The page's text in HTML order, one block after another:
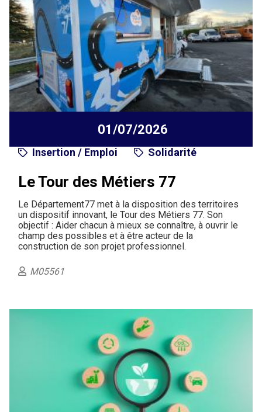
01/07/2026
Insertion / Emploi Solidarité
Le Tour des Métiers 77
Le Département77 met à la disposition des territoires
un dispositif innovant, le Tour des Métiers 77. Son
objectif : Aider chacun à mieux se connaître, à ouvrir le
champ des possibles et à être acteur de la
construction de son projet professionnel.
M05561